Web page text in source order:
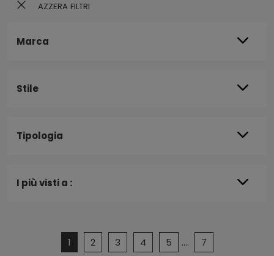
AZZERA FILTRI
Marca
Stile
Tipologia
I più visti a :
1 2 3 4 5 .... 7